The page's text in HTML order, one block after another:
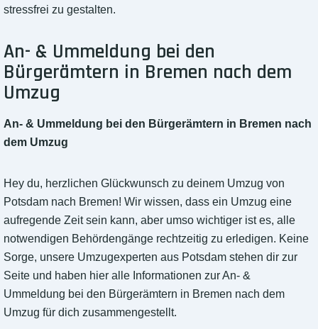
stressfrei zu gestalten.
An- & Ummeldung bei den
Bürgerämtern in Bremen nach dem
Umzug
An- & Ummeldung bei den Bürgerämtern in Bremen nach
dem Umzug
Hey du, herzlichen Glückwunsch zu deinem Umzug von
Potsdam nach Bremen! Wir wissen, dass ein Umzug eine
aufregende Zeit sein kann, aber umso wichtiger ist es, alle
notwendigen Behördengänge rechtzeitig zu erledigen. Keine
Sorge, unsere Umzugexperten aus Potsdam stehen dir zur
Seite und haben hier alle Informationen zur An- &
Ummeldung bei den Bürgerämtern in Bremen nach dem
Umzug für dich zusammengestellt.